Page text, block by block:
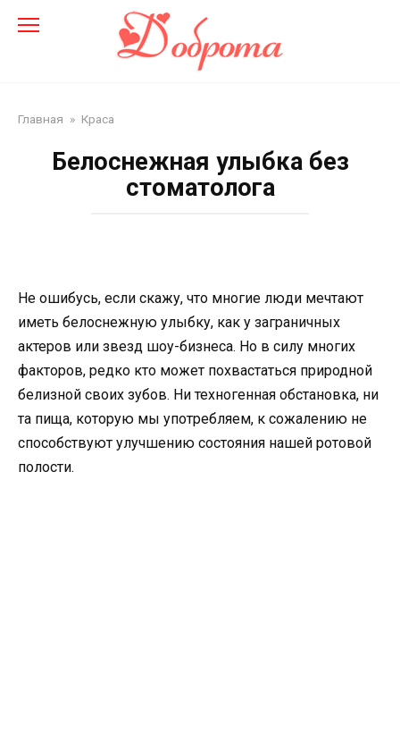
Главная » Краса
Белоснежная улыбка без
стоматолога
Не ошибусь, если скажу, что многие люди мечтают
иметь белоснежную улыбку, как у заграничных
актеров или звезд шоу-бизнеса. Но в силу многих
факторов, редко кто может похвастаться природной
белизной своих зубов. Ни техногенная обстановка, ни
та пища, которую мы употребляем, к сожалению не
способствуют улучшению состояния нашей ротовой
полости.